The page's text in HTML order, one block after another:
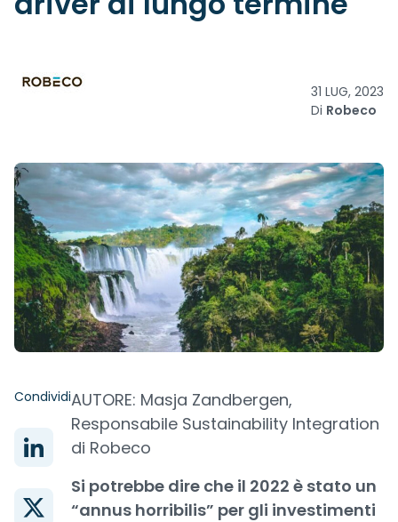
31 LUG, 2023
Di Robeco
CondividiAUTORE: Masja Zandbergen,
Responsabile Sustainability Integration
di Robeco
Si potrebbe dire che il 2022 è stato un
“annus horribilis” per gli investimenti